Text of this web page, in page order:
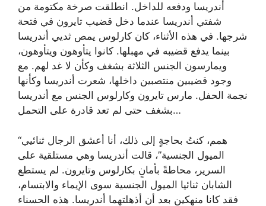
أندريسا ودفعه للداخل. انطلقت صرخة مكتومة من
شفتي أندريسا عندما دخل قضيب تايرون في فتحة
شرجها. في هذه الأثناء، كان كارلوس يمص ثديي أندريسا
بينما يدفع قضيبه في مهبلها. كانوا يتأوهون ويتأوهون،
ويمارسون الجنس الثلاثة بشغف وكأن لا غد لهم. مع
وجود قضيبين منتصبين داخلها، شعرت أندريسا وكأنها
نجمة الحفل. مارس تايرون وكارلوس الجنس مع أندريسا
بشغف حتى لم تعد قادرة على التحمل…
“همم، كنتُ بحاجةٍ إلى ذلك، أنا أعشق الرجال ثنائيي
الميول الجنسية”، قالت أندريسا وهي مستلقية على
السرير، محاطةً بأمانٍ بكارلوس وتايرون. لم يستطع
الشابان ثنائيا الميول الجنسية سوى الإيماء والابتسام،
فقد كانا منهكين بعد أن أذهلتهما أندريسا. هذه الحسناء